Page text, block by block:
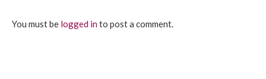
You must be logged into post a comment.